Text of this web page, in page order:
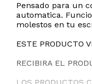
Pensado para un
automatica.
molestos en tu
ESTE PRODUCTO
RECIBIRA EL